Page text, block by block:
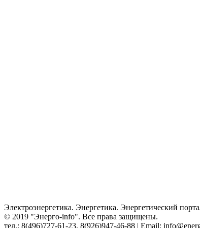
Электроэнергетика. Энергетика. Энергетический
© 2019 "Энерго-info". Все права защищены.
тел.: 8(496)727-61-23, 8(926)947-46-88 | Email: